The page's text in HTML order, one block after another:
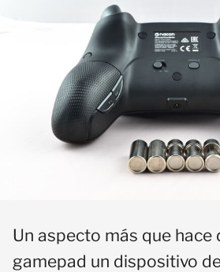
Un aspecto más que hace
gamepad un dispositivo